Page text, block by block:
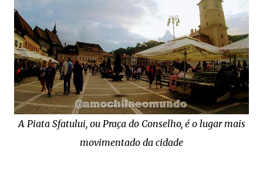
A Piata Sfatului, ou Praça do Conselho, é o lugar mais
movimentado da cidade